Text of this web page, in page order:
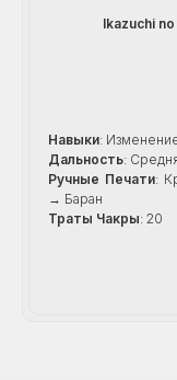
Ikazuchi
Навыки:
Дальность:
Ручные Печати:
→ Баран
Траты Чакры: 20